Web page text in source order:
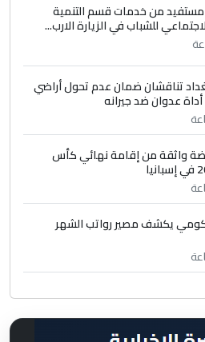
مستفيد من خدمات قسم التنمية
للشباب في الزيارة الارب...
تناقشان ضمان عدم تحول أراضي
أداة عدوان ضد جيرانه
واثقة من إقامة نهائي كأس
يكشف مصير رواتب الشهر